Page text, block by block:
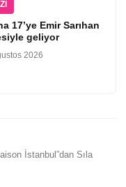
17’ye Emir Sarıhan
geliyor
2026
İstanbul”dan Sıla